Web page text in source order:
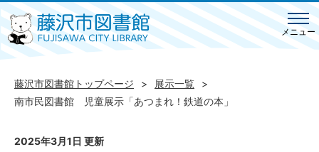
メニュー
藤沢市図書館トップページ
展示一覧
南市民図書館 児童展示「あつまれ！鉄道の本」
2025年3月1日 更新